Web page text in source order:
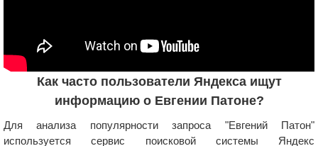
Как часто пользователи Яндекса ищут
информацию о Евгении Патоне?
Для анализа популярности запроса "Евгений Патон"
используется сервис поисковой системы Яндекс